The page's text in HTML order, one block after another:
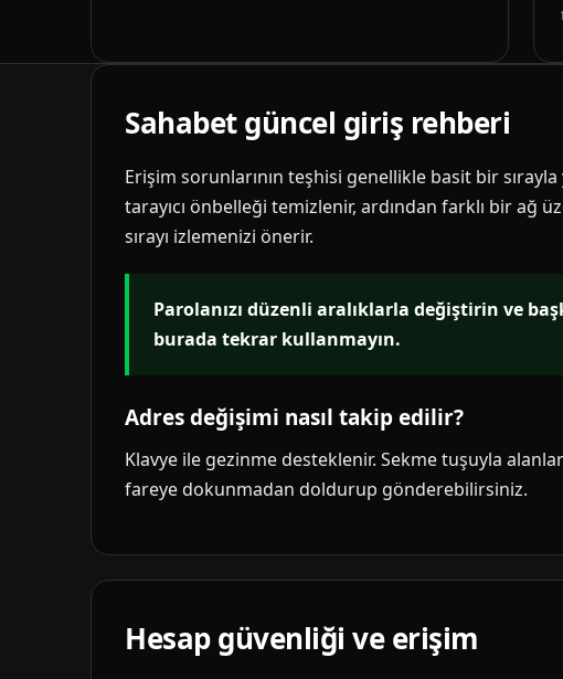
Sahabet güncel giriş rehberi
Erişim sorunlarının teşhisi genellikle basit bir
tarayıcı önbelleği temizlenir, ardından farklı bir ağ
sırayı izlemenizi önerir.
Parolanızı düzenli aralıklarla değiştirin ve
burada tekrar kullanmayın.
Adres değişimi nasıl takip edilir?
Klavye ile gezinme desteklenir. Sekme tuşuyla
fareye dokunmadan doldurup gönderebilirsiniz.
Hesap güvenliği ve erişim